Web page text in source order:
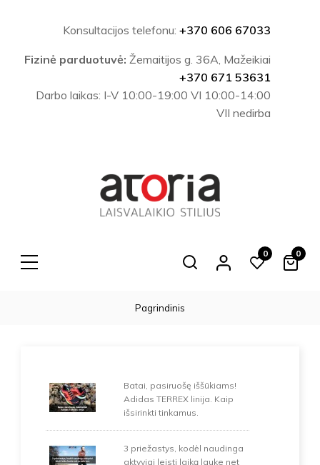
Konsultacijos telefonu: +370 606 67033
Fizinė parduotuvė: Žemaitijos g. 36A, Mažeikiai
+370 671 53631
Darbo laikas: I-V 10:00-19:00 VI 10:00-14:00
VII nedirba
Search
0 0
Pagrindinis
Batai, pasiruošę iššūkiams!
Adidas TERREX linija. Kaip
išsirinkti tinkamus.
3 priežastys, kodėl naudinga
aktyviai leisti laiką lauke net